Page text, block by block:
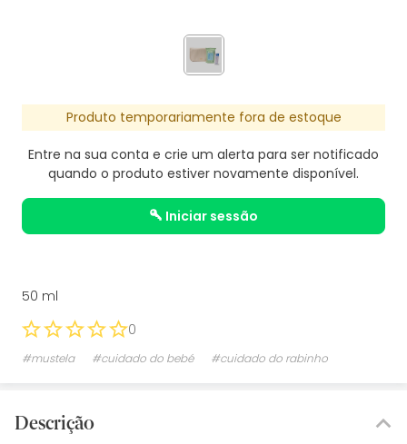
Produto temporariamente fora de estoque
Entre na sua conta e crie um alerta para ser notificado
quando o produto estiver novamente disponível.
iniciar sessão
50 ml
0
#mustela #cuidado do bebé #cuidado do rabinho
Descrição